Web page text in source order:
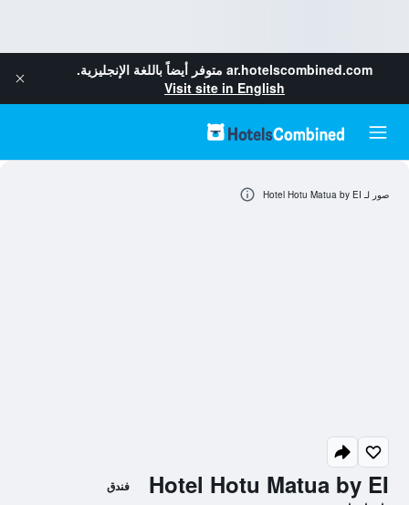
ar.hotelscombined.com متوفر أيضاً باللغة الإنجليزية.
Visit site in English
Hotel Hotu Matua by EI فندق
صور لـ Hotel Hotu Matua by EI